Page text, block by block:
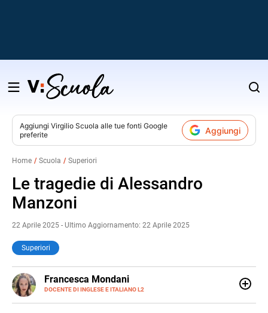
Salta
contenuto
Aggiungi Virgilio Scuola alle tue fonti Google
preferite
Aggiungi
Home Scuola Superiori
Le tragedie di Alessandro
Manzoni
22 Aprile 2025 - Ultimo Aggiornamento: 22 Aprile 2025
Superiori
Francesca Mondani
DOCENTE DI INGLESE E ITALIANO L2
LINKEDIN
INSTAGRAM